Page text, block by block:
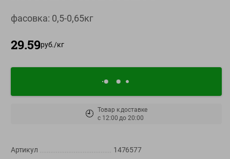
Мой Green
Приложение Green c
доставкой и бонусной картой
+375 44 560-60-61
фасовка: 0,5-0,65кг
29.59руб./кг
🕘 Товар к доставке
с 12:00 до20:00
Артикул
1476577